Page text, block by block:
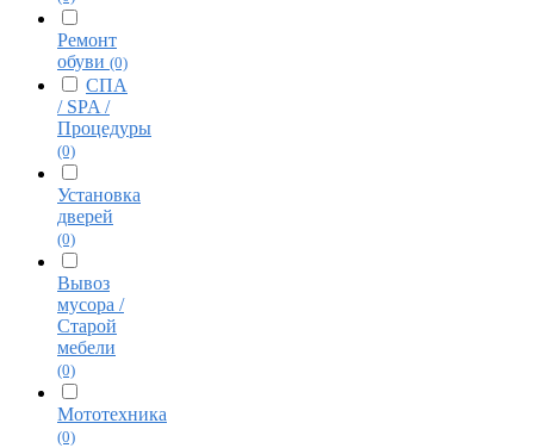
Ремонт
обуви (0)
СПА
/ SPA /
Процедуры
(0)
Установка
дверей
(0)
Вывоз
мусора /
Старой
мебели
(0)
Мототехника
(0)